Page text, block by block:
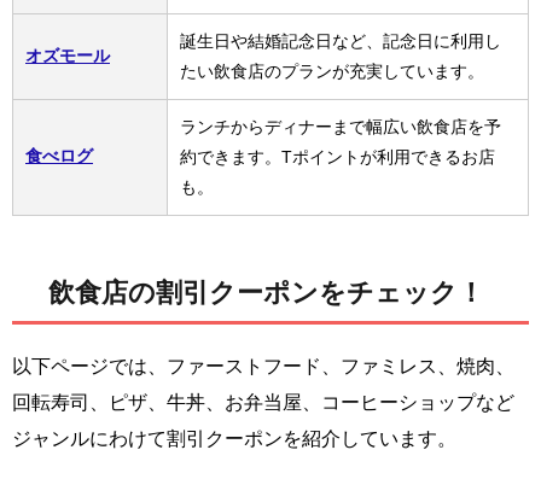
オズモール
誕生日や結婚記念日など、記念日に利用し
たい飲食店のプランが充実しています。
食べログ
ランチからディナーまで幅広い飲食店を予
約できます。Tポイントが利用できるお店
も。
飲食店の割引クーポンをチェック！
以下ページでは、ファーストフード、ファミレス、焼肉、
回転寿司、ピザ、牛丼、お弁当屋、コーヒーショップなど
ジャンルにわけて割引クーポンを紹介しています。